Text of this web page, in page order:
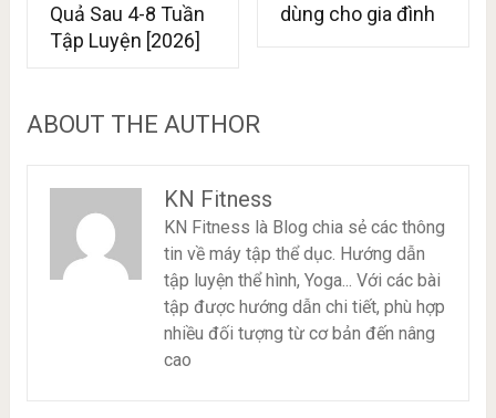
Quả Sau 4-8 Tuần
Tập Luyện [2026]
dùng cho gia đình
ABOUT THE AUTHOR
KN Fitness
KN Fitness là Blog chia sẻ các thông
tin về máy tập thể dục. Hướng dẫn
tập luyện thể hình, Yoga... Với các bài
tập được hướng dẫn chi tiết, phù hợp
nhiều đối tượng từ cơ bản đến nâng
cao